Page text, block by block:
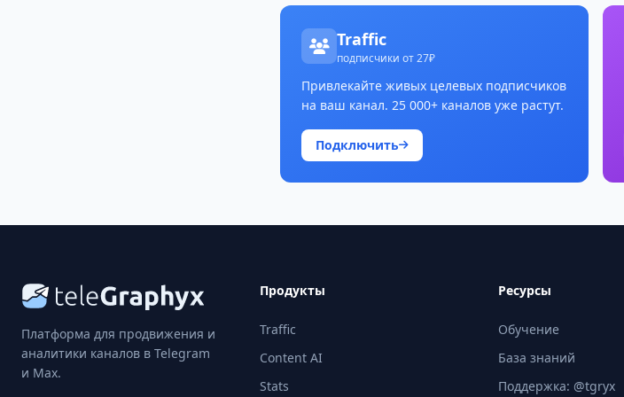
Traffic
подписчики от 27₽
Привлекайте живых целевых подписчиков
на ваш канал. 25 000+ каналов уже растут.
Подключить
Платформа для продвижения и
аналитики каналов в Telegram
и Max.
Продукты
Traffic
Content AI
Stats
Ресурсы
Обучение
База знаний
Поддержка: @tgryx